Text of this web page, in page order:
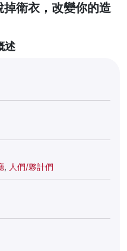
衛衣，改變你的造
述
, 人們/夥計們